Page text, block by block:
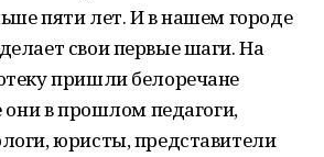
пяти лет. И в нашем городе
свои первые шаги. На
пришли белоречане
они в прошлом педагоги,
юристы, представители